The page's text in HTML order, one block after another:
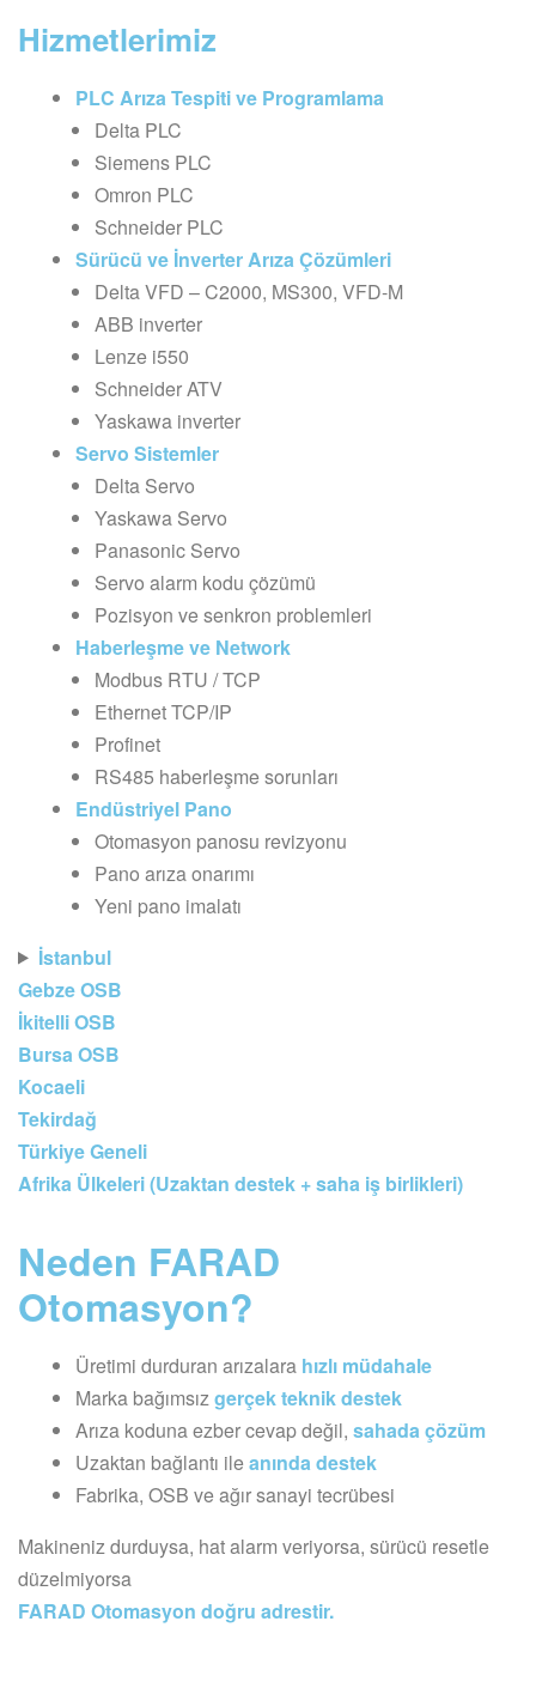
Hizmetlerimiz
PLC Arıza Tespiti ve Programlama
Delta PLC
Siemens PLC
Omron PLC
Schneider PLC
Sürücü ve İnverter Arıza Çözümleri
Delta VFD – C2000, MS300, VFD-M
ABB inverter
Lenze i550
Schneider ATV
Yaskawa inverter
Servo Sistemler
Delta Servo
Yaskawa Servo
Panasonic Servo
Servo alarm kodu çözümü
Pozisyon ve senkron problemleri
Haberleşme ve Network
Modbus RTU / TCP
Ethernet TCP/IP
Profinet
RS485 haberleşme sorunları
Endüstriyel Pano
Otomasyon panosu revizyonu
Pano arıza onarımı
Yeni pano imalatı
İstanbul
Gebze OSB
İkitelli OSB
Bursa OSB
Kocaeli
Tekirdağ
Türkiye Geneli
Afrika Ülkeleri (Uzaktan destek + saha iş birlikleri)
Neden FARAD
Otomasyon?
Üretimi durduran arızalara hızlı müdahale
Marka bağımsızgerçek teknik destek
Arıza koduna ezber cevap değil, sahada çözüm
Uzaktan bağlantı ileanında destek
Fabrika, OSB ve ağır sanayi tecrübesi
Makineniz durduysa, hat alarm veriyorsa, sürücü resetle
düzelmiyorsa
FARAD Otomasyon doğru adrestir.